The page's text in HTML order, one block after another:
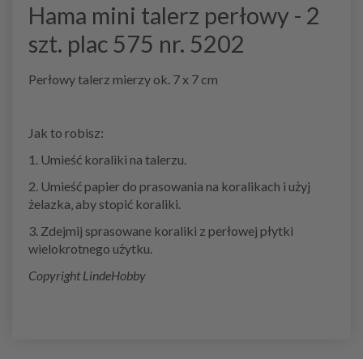
Hama mini talerz perłowy - 2
szt. plac 575 nr. 5202
Perłowy talerz mierzy ok. 7 x 7 cm
Jak to robisz:
1. Umieść koraliki na talerzu.
2. Umieść papier do prasowania na koralikach i użyj
żelazka, aby stopić koraliki.
3. Zdejmij sprasowane koraliki z perłowej płytki
wielokrotnego użytku.
Copyright LindeHobby